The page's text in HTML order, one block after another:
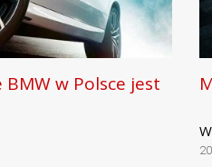
w Polsce jest